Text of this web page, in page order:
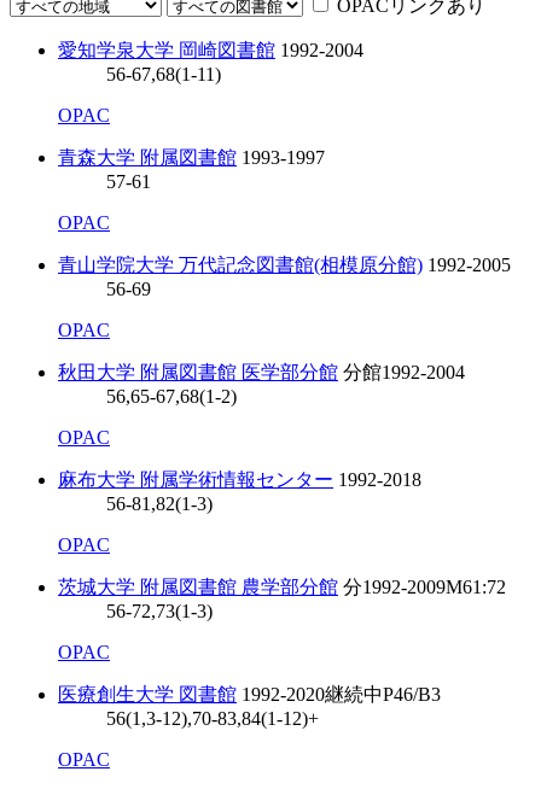
OPACリンクあり
愛知学泉大学 岡崎図書館 1992-2004
56-67,68(1-11)
OPAC
青森大学 附属図書館 1993-1997
57-61
OPAC
青山学院大学 万代記念図書館(相模原分館) 1992-2005
56-69
OPAC
秋田大学 附属図書館 医学部分館 分館1992-2004
56,65-67,68(1-2)
OPAC
麻布大学 附属学術情報センター 1992-2018
56-81,82(1-3)
OPAC
茨城大学 附属図書館 農学部分館 分1992-2009M61:72
56-72,73(1-3)
OPAC
医療創生大学 図書館 1992-2020継続中P46/B3
56(1,3-12),70-83,84(1-12)+
OPAC